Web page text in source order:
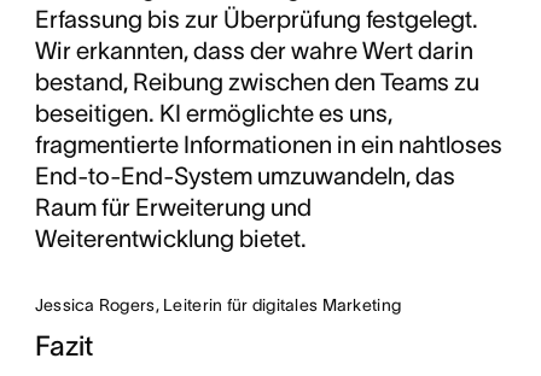
Erfassung bis zur Überprüfung festgelegt.
Wir erkannten, dass der wahre Wert darin
bestand, Reibung zwischen den Teams zu
beseitigen. KI ermöglichte es uns,
fragmentierte Informationen in ein nahtloses
End-to-End-System umzuwandeln, das
Raum für Erweiterung und
Weiterentwicklung bietet.
Jessica Rogers, Leiterin für digitales Marketing
Fazit